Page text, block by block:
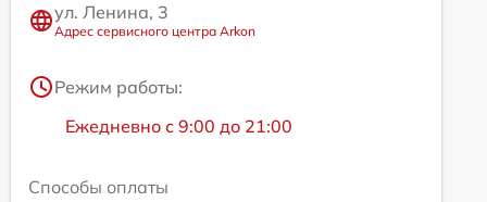
ул. Ленина, 3
Адрес сервисного центра Arkon
Режим работы:
Ежедневно с 9:00 до 21:00
Способы оплаты